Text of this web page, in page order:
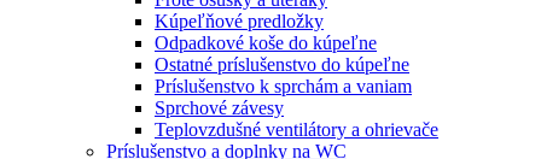
Kúpeľňové predložky
Odpadkové koše do kúpeľne
Ostatné príslušenstvo do kúpeľne
Príslušenstvo k sprchám a vaniam
Sprchové závesy
Teplovzdušné ventilátory a ohrievače
Príslušenstvo a doplnky na WC